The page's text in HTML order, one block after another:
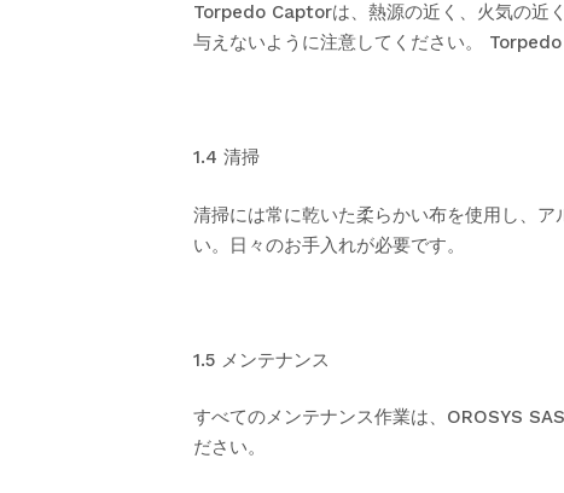
Torpedo Captorは、熱源の近く、火気の近
与えないように注意してください。
1.4 清掃
清掃には常に乾いた柔らかい布を使用し、
い。日々のお手入れが必要です。
1.5 メンテナンス
すべてのメンテナンス作業は、OROSYS
ださい。